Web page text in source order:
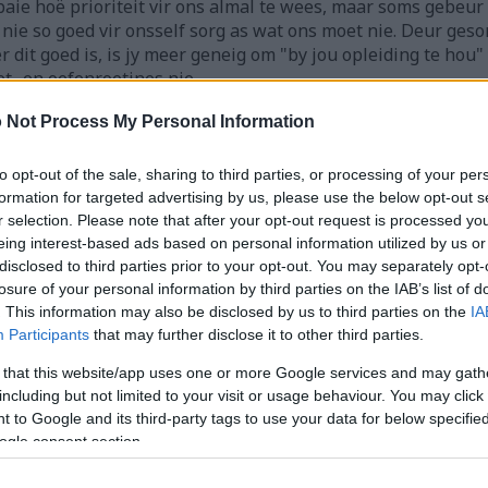
Not Process My Personal Information
opt-out of the sale, sharing to third parties, or processing of your
for targeted advertising by us, please use the below opt-out
selection. Please note that after your opt-out request is processed
interest-based ads based on personal information utilized by us
to third parties prior to your opt-out. You may separately
of your personal information by third parties on the IAB’s list of
This information may also be disclosed by us to third parties on the
Participants that may further disclose it to other third parties.
that this website/app uses one or more Google services and may
but not limited to your visit or usage behaviour. You may
to Google and its third-party tags to use your data for below
consent section.
hoë prioriteit vir ons almal te wees, maar soms
so goed vir onsself sorg as wat ons moet nie. Deur
dit goed is, is jy meer geneig om "by jou opleiding te
en oefenroetines nie.
uit Engels om dit vir soveel mense moontlik toeganklik
weergawe hier sien:
doenbaar terwyl jy ook 'n voltydse werk het om na te
die inligting hier moet as mediese advies beskou word
as jy enige kommer het.